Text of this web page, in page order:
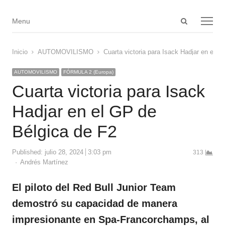
Open
Menu
Menu
Inicio AUTOMOVILISMO Cuarta victoria para Isack Hadjar en el
AUTOMOVILISMO FÓRMULA 2 (Europa)
Cuarta victoria para Isack
Hadjar en el GP de
Bélgica de F2
Published: julio 28, 2024
3:03 pm
Author
Andrés Martínez
313
El piloto del Red Bull Junior Team
demostró su capacidad de manera
impresionante en Spa-Francorchamps, al